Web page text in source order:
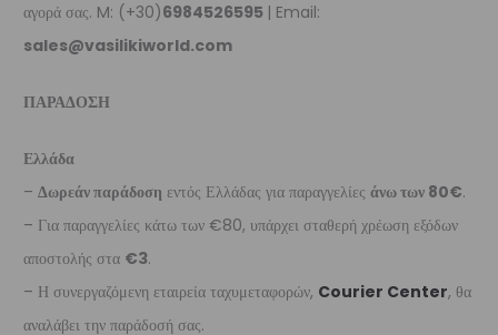
αγορά σας. M: (+30)6984526595 | Email:
sales@vasilikiworld.com
ΠΑΡΑΔΟΣΗ
Ελλάδα
– Δωρεάν παράδοση εντός Ελλάδας για παραγγελίες άνω των 80€.
– Για παραγγελίες κάτω των €80, υπάρχει σταθερή χρέωση εξόδων
αποστολής στα €3.
– Η συνεργαζόμενη εταιρεία ταχυμεταφορών, Courier Center, θα
αναλάβει την παράδοσή σας.